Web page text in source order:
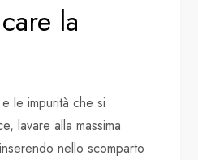
la
le impurità che si
lavare alla massima
nello scomparto